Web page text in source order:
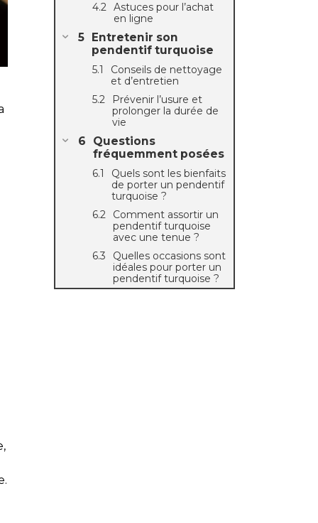
Astuces pour l’achat
en ligne
Entretenir son
pendentif turquoise
Conseils de nettoyage
et d’entretien
Prévenir l’usure et
prolonger la durée de
vie
Questions
fréquemment posées
Quels sont les bienfaits
de porter un pendentif
turquoise ?
Comment assortir un
pendentif turquoise
avec une tenue ?
Quelles occasions sont
idéales pour porter un
pendentif turquoise ?